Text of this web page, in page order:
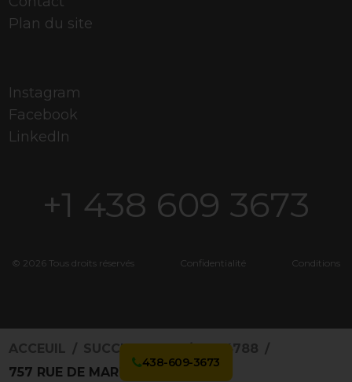
Plan du site
Instagram
Facebook
LinkedIn
+1 438 609 3673
© 2026 Tous droits réservés Confidentialité Conditions
438-609-3673
ACCEUIL SUCCURSALES
4874788
757 RUE DE MARTIGNY O